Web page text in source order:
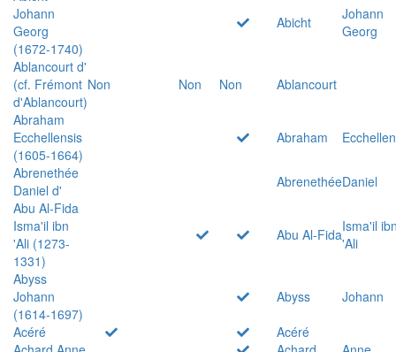
Johann
Georg
(1672-1740)
Abicht
Johann
Georg
Ablancourt d'
(cf. Frémont
d'Ablancourt)
Non Non Non
Ablancourt
Abraham
Ecchellensis
(1605-1664)
Abraham
Abrenethée
Daniel d'
AbrenethéeDaniel
Abu Al-Fida
Isma'il ibn
'Ali (1273-
1331)
Abu Al-FidaIsma'il
'Ali
Abyss
Johann
(1614-1697)
Abyss
Johann
Acéré
Acéré